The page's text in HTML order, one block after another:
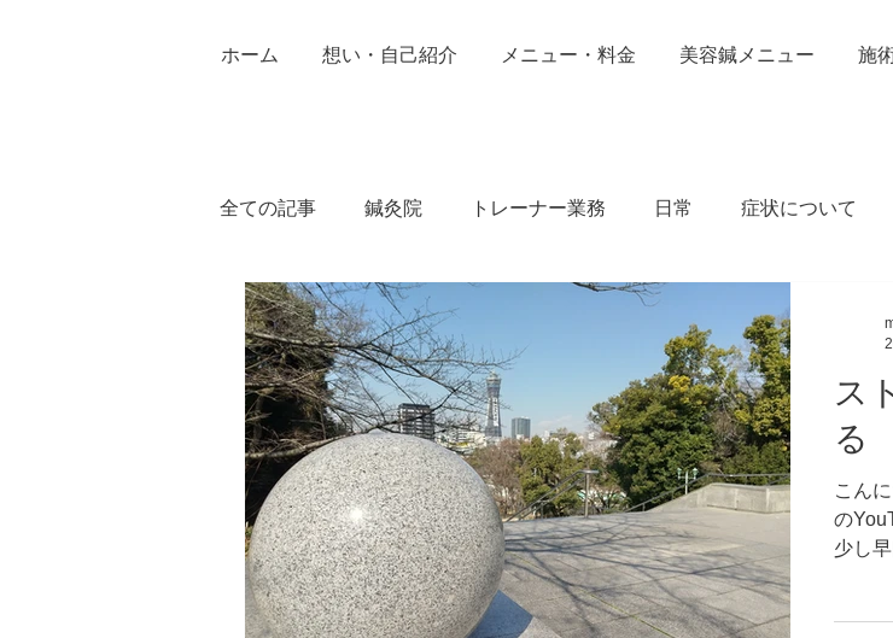
ホーム 想い・自己紹介 メニュー・料金 美容鍼メニュー 施
全ての記事 鍼灸院 トレーナー業務 日常 症状について
ス
る
こん
の
少し